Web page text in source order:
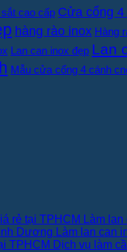
cao cấp Cửa cổng 4
hàng rào inox Hàng
Lan can inox đẹp Lan
Mẫu cửa cổng 4 cánh
Làm lan
Làm lan can
Dịch vụ làm